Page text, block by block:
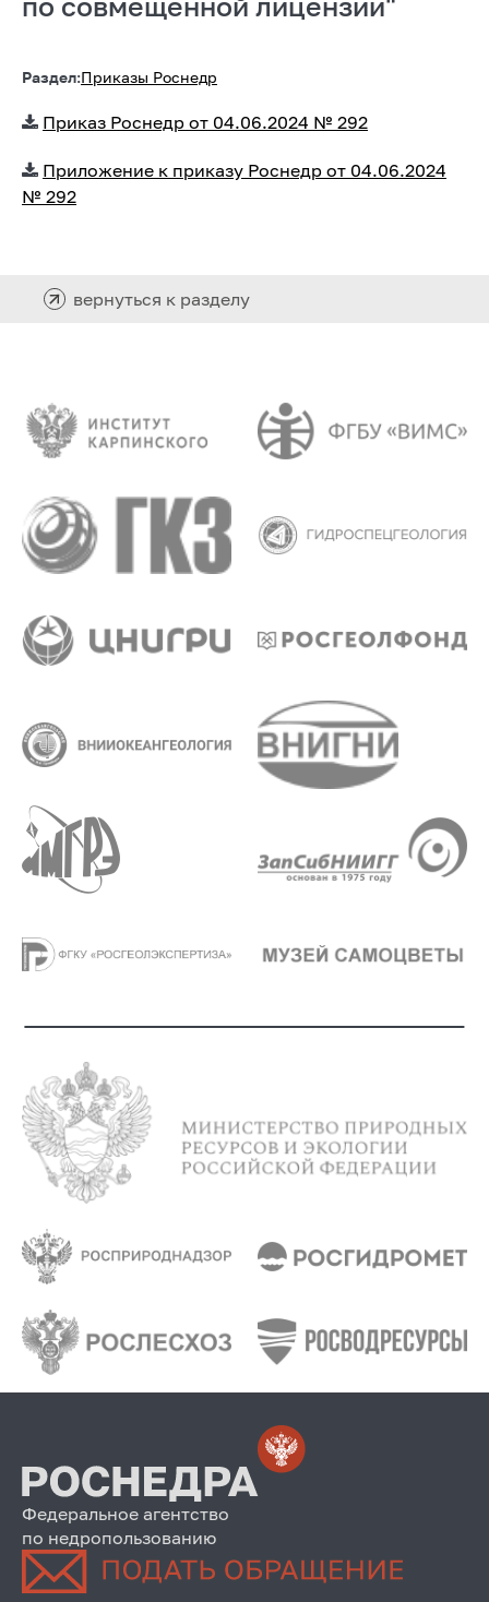
Раздел:Приказы Роснедр
Приказ Роснедр от 04.06.2024 № 292
Приложение к приказу Роснедр от 04.06.2024
№ 292
вернуться к разделу
Федеральное агентство
по недропользованию